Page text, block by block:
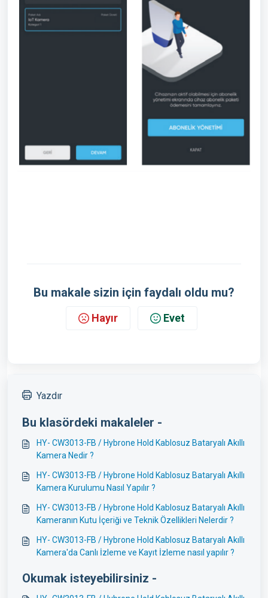
Bu makale sizin için faydalı oldu mu?
Hayır Evet
Yazdır
Bu klasördeki makaleler -
HY- CW3013-FB / Hybrone Hold Kablosuz Bataryalı Akıllı
Kamera Nedir ?
HY- CW3013-FB / Hybrone Hold Kablosuz Bataryalı Akıllı
Kamera Kurulumu Nasıl Yapılır ?
HY- CW3013-FB / Hybrone Hold Kablosuz Bataryalı Akıllı
Kameranın Kutu İçeriği ve Teknik Özellikleri Nelerdir ?
HY- CW3013-FB / Hybrone Hold Kablosuz Bataryalı Akıllı
Kamera'da Canlı İzleme ve Kayıt İzleme nasıl yapılır ?
Okumak isteyebilirsiniz -